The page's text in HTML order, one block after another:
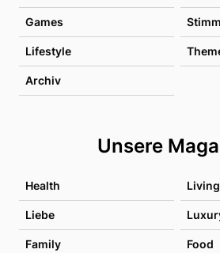
Games
Lifestyle
Archiv
Unsere
Health Living
Liebe
Family Food